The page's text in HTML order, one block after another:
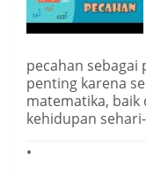
pecahan sebagai
penting karena
matematika, baik
kehidupan